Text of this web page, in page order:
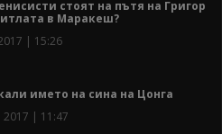
стоят на пътя на Григор
в Маракеш?
| 15:26
името на сина на Цонга
2017 | 11:47